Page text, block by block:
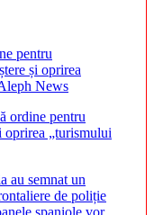
ordine pentru
oprirea „turismului